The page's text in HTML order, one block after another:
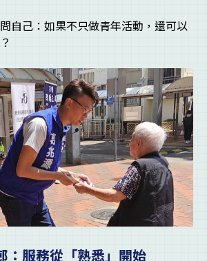
自己：如果不只做青年活動，還可以
：服務從「熟悉」開始